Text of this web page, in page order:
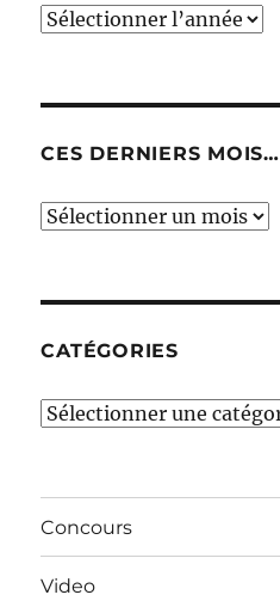
CES DERNIERS MOIS…
Ces
CATÉGORIES
Catégories
Concours
Video